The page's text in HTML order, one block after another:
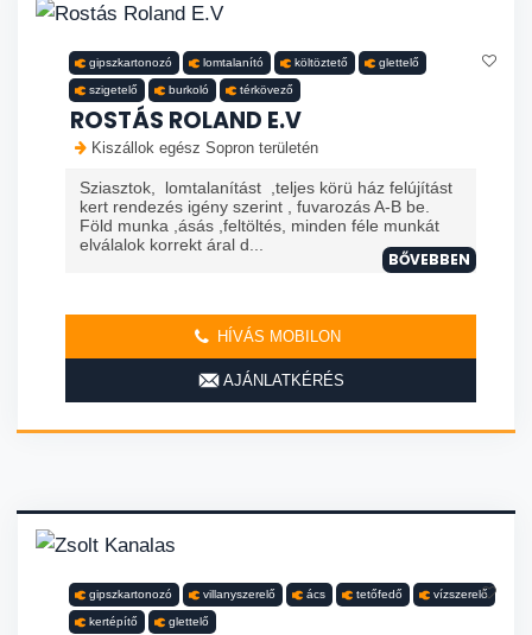
gipszkartonozó lomtalanító költöztető glettelő
szigetelő burkoló térkövező
ROSTÁS ROLAND E.V
Kiszállok egész Sopron területén
Sziasztok, lomtalanítást ,teljes körü ház felújítást
kert rendezés igény szerint , fuvarozás A-B be.
Föld munka ,ásás ,feltöltés, minden féle munkát
elválalok korrekt áral d...
BŐVEBBEN
HÍVÁS MOBILON
AJÁNLATKÉRÉS
gipszkartonozó villanyszerelő ács tetőfedő vízszerelő
kertépítő glettelő